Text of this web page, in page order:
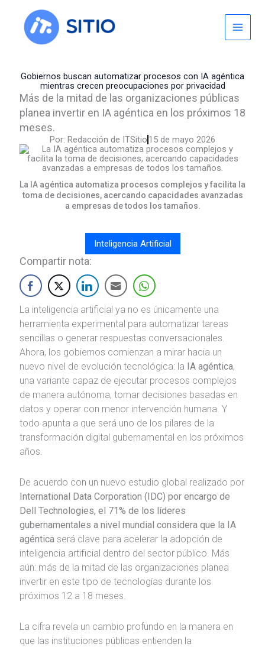
content
Gobiernos buscan automatizar procesos con IA agéntica
mientras crecen preocupaciones por privacidad
Más de la mitad de las organizaciones públicas
planea invertir en IA agéntica en los próximos 18
meses.
Por: Redacción de ITSitio 15 de mayo 2026
La IA agéntica automatiza procesos complejos y facilita la
toma de decisiones, acercando capacidades avanzadas
a empresas de todos los tamaños.
Inteligencia Artificial
Compartir nota:
La inteligencia artificial ya no es únicamente una
herramienta experimental para automatizar tareas
sencillas o generar respuestas conversacionales.
Ahora, los gobiernos comienzan a mirar hacia un
nuevo nivel de evolución tecnológica: la IA agéntica,
una variante capaz de ejecutar procesos complejos
de manera autónoma, tomar decisiones basadas en
datos y operar con menor intervención humana. Y
todo apunta a que será uno de los pilares de la
transformación digital gubernamental en los próximos
años.
De acuerdo con un nuevo estudio global realizado por
International Data Corporation (IDC) por encargo de
Dell Technologies, el 71% de los líderes
gubernamentales a nivel mundial considera que la IA
agéntica será clave para acelerar la adopción de
inteligencia artificial dentro del sector público. Más
aún: más de la mitad de las organizaciones planea
invertir en este tipo de tecnologías durante los
próximos 12 a 18 meses.
La cifra revela un cambio profundo en la manera en
que las instituciones públicas entienden la